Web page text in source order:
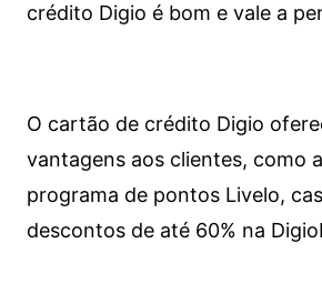
crédito Digio é bom e vale a
O cartão de crédito Digio
vantagens aos clientes, como
programa de pontos Livelo,
descontos de até 60% na